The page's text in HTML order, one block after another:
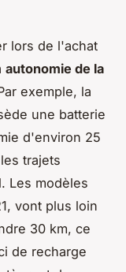
lors de l'achat
autonomie de la
exemple, la
une batterie
d'environ 25
trajets
Les modèles
vont plus loin
30 km, ce
de recharge